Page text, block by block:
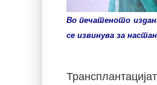
Во печатеното
се извинува за